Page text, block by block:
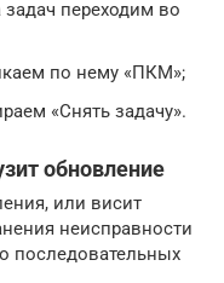
задач переходим во
по нему «ПКМ»;
«Снять задачу».
обновление
или висит
неисправности
последовательных